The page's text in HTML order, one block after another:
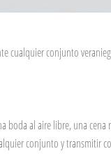
conjunto
boda al aire libre, una
conjunto y transmitir